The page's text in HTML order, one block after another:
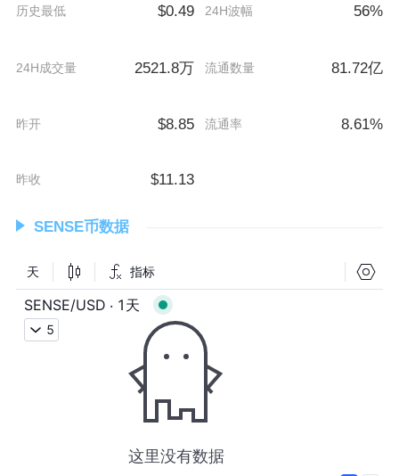
历史最低 $0.49 24H波幅 56%
24H成交量 2521.8万 流通数量 81.72亿
昨开 $8.85 流通率 8.61%
昨收 $11.13
SENSE币数据